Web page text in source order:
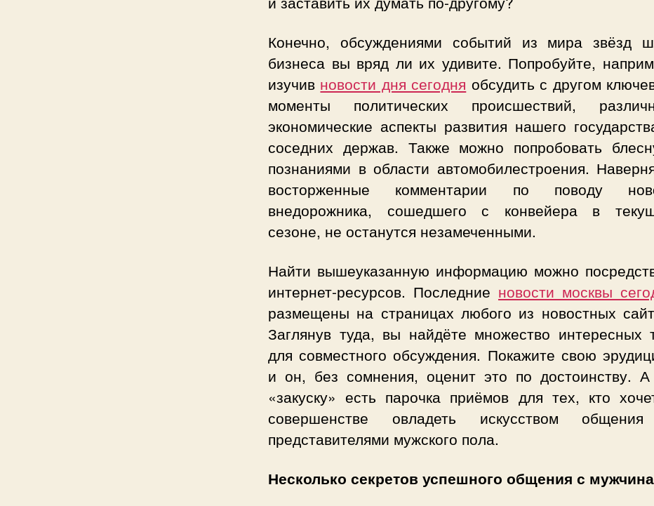
Конечно, обсуждениями событий из мира звёзд
бизнеса вы вряд ли их удивите. Попробуйте,
изучив новости дня сегодня обсудить с другом
моменты политических происшествий,
экономические аспекты развития нашего
соседних держав. Также можно попробовать
познаниями в области автомобилестроения.
восторженные комментарии по поводу
внедорожника, сошедшего с конвейера в
сезоне, не останутся незамеченными.
Найти вышеуказанную информацию можно
интернет-ресурсов. Последние новости москвы
размещены на страницах любого из новостных
Заглянув туда, вы найдёте множество интересных
для совместного обсуждения. Покажите свою
и он, без сомнения, оценит это по достоинству.
«закуску» есть парочка приёмов для тех, кто
совершенстве овладеть искусством
представителями мужского пола.
Несколько секретов успешного общения с